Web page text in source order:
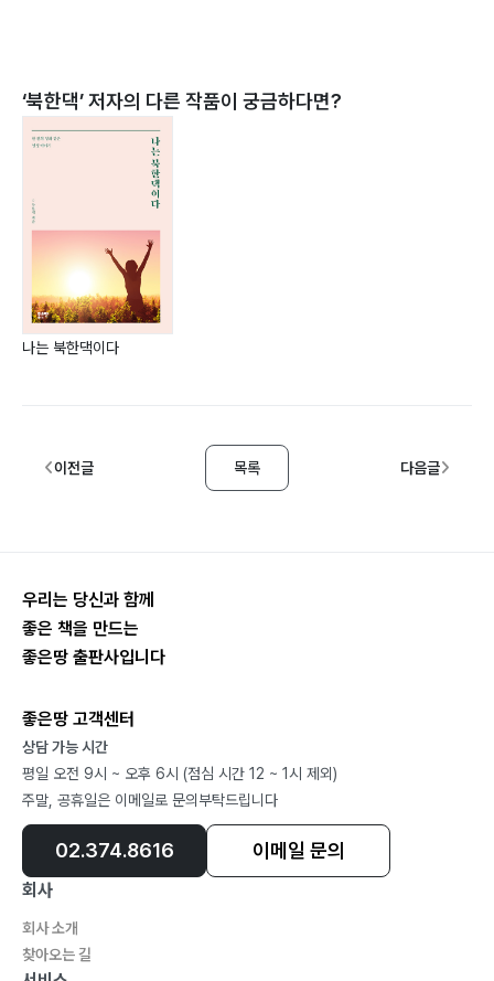
‘북한댁’ 저자의 다른 작품이 궁금하다면?
나는 북한댁이다
이전글 목록 다음글
우리는 당신과 함께
좋은 책을 만드는
좋은땅 출판사입니다
좋은땅 고객센터
상담 가능 시간
평일 오전 9시 ~ 오후 6시 (점심 시간 12 ~ 1시 제외)
주말, 공휴일은 이메일로 문의부탁드립니다
02.374.8616 이메일 문의
회사
회사 소개
찾아오는 길